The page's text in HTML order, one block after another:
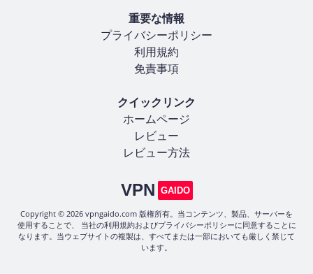
重要な情報
プライバシーポリシー
利用規約
免責事項
クイックリンク
ホームページ
レビュー
レビュー方法
VPN GAIDO
Copyright © 2026 vpngaido.com 版権所有。当コンテンツ、製品、サーバーを
使用することで、 当社の利用規約およびプライバシーポリシーに同意することに
なります。当ウェブサイトの複製は、すべてまたは一部においても厳しく禁じて
います。